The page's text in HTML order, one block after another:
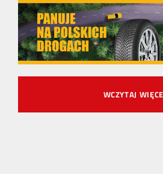
WCZYTAJ